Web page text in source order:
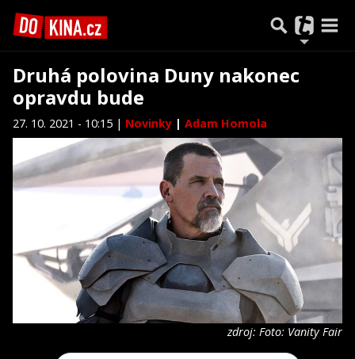
Druhá polovina Duny nakonec
opravdu bude
27. 10. 2021 - 10:15 | Novinky | Adam Homola
zdroj: Foto: Vanity Fair